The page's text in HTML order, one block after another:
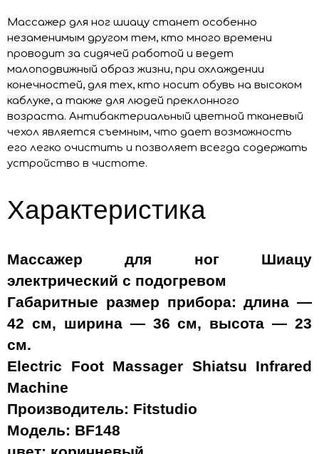
Массажер для ног шиацу станет особенно
незаменимым другом тем, кто много времени
проводит за сидячей работой и ведет
малоподвижный образ жизни, при охлаждении
конечностей, для тех, кто носит обувь на высоком
каблуке, а также для людей преклонного
возраста. Антибактериальный цветной тканевый
чехол является съемным, что дает возможность
его легко очистить и позволяет всегда содержать
устройство в чистоте.
Характеристика
Массажер для ног Шиацу
электрический с подогревом
Габаритные размер прибора: длина —
42 см, ширина — 36 см, высота — 23
см.
Electric Foot Massager Shiatsu Infrared
Machine
Производитель: Fitstudio
Модель: BF148